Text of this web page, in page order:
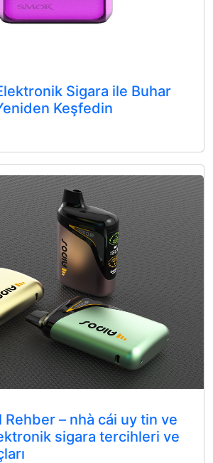
Sigara ile Buhar
Keşfedin
– nhà cái uy tin ve
sigara tercihleri ve